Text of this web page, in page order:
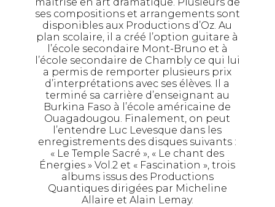
ses compositions et arrangements sont
disponibles aux Productions d’Oz. Au
plan scolaire, il a créé l’option guitare à
l’école secondaire Mont-Bruno et à
l’école secondaire de Chambly ce qui lui
a permis de remporter plusieurs prix
d’interprétations avec ses élèves. Il a
terminé sa carrière d’enseignant au
Burkina Faso à l’école américaine de
Ouagadougou. Finalement, on peut
l’entendre Luc Levesque dans les
enregistrements des disques suivants :
« Le Temple Sacré », « Le chant des
Énergies » Vol.2 et « Fascination », trois
albums issus des Productions
Quantiques dirigées par Micheline
Allaire et Alain Lemay.